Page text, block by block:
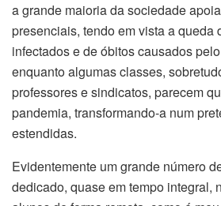
a grande maioria da sociedade
presenciais, tendo em vista a queda
infectados e de óbitos causados
enquanto algumas classes,
professores e sindicatos, parecem
pandemia, transformando-a num
estendidas.
Evidentemente um grande número
dedicado, quase em tempo integral,